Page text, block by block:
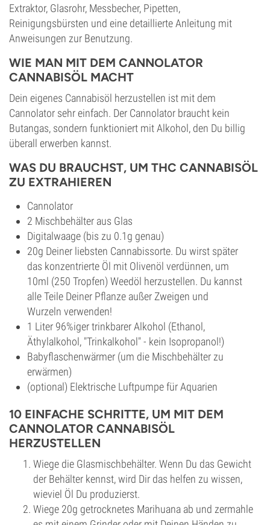
Extraktor, Glasrohr, Messbecher, Pipetten,
Reinigungsbürsten und eine detaillierte Anleitung mit
Anweisungen zur Benutzung.
WIE MAN MIT DEM CANNOLATOR
CANNABISÖL MACHT
Dein eigenes Cannabisöl herzustellen ist mit dem
Cannolator sehr einfach. Der Cannolator braucht kein
Butangas, sondern funktioniert mit Alkohol, den Du billig
überall erwerben kannst.
WAS DU BRAUCHST, UM THC CANNABISÖL
ZU EXTRAHIEREN
Cannolator
2 Mischbehälter aus Glas
Digitalwaage (bis zu 0.1g genau)
20g Deiner liebsten Cannabissorte. Du wirst später
das konzentrierte Öl mit Olivenöl verdünnen, um
10ml (250 Tropfen) Weedöl herzustellen. Du kannst
alle Teile Deiner Pflanze außer Zweigen und
Wurzeln verwenden!
1 Liter 96%iger trinkbarer Alkohol (Ethanol,
Äthylalkohol, "Trinkalkohol" - kein Isopropanol!)
Babyflaschenwärmer (um die Mischbehälter zu
erwärmen)
(optional) Elektrische Luftpumpe für Aquarien
10 EINFACHE SCHRITTE, UM MIT DEM
CANNOLATOR CANNABISÖL
HERZUSTELLEN
Wiege die Glasmischbehälter. Wenn Du das Gewicht
der Behälter kennst, wird Dir das helfen zu wissen,
wieviel Öl Du produzierst.
Wiege 20g getrocknetes Marihuana ab und zermahle